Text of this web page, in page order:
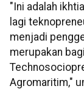
"Ini adalah
lagi
menjadi
merupakan
Agromaritim,"